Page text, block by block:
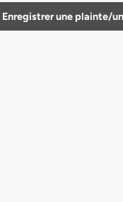
Enregistrer une plainte/